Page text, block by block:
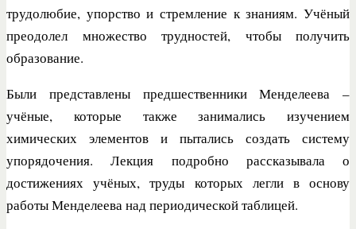
трудолюбие, упорство и стремление к знаниям. Учёный
преодолел множество трудностей, чтобы получить
образование.
Были представлены предшественники Менделеева –
учёные, которые также занимались изучением
химических элементов и пытались создать систему
упорядочения. Лекция подробно рассказывала о
достижениях учёных, труды которых легли в основу
работы Менделеева над периодической таблицей.